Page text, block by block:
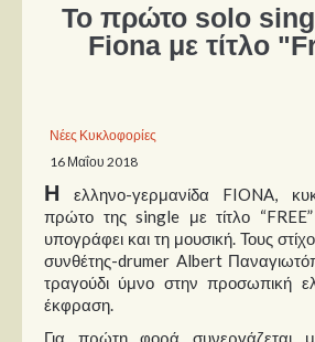
Θέατρο
Συνεντεύξεις
Παρουσιάσεις
Σειρές
Ταινίες
Βιβλία
Video News
Το πρώτο solo
Fiona με τίτλο
Νέες Κυκλοφορίες
16 Μαΐου 2018
Η ελληνο-γερμανίδα FIONA,
πρώτο της single με τίτλο
υπογράφει και τη μουσική. Τους
συνθέτης-drumer Albert
τραγούδι ύμνο στην προσωπική
έκφραση.
Για πρώτη φορά συνεργάζεται